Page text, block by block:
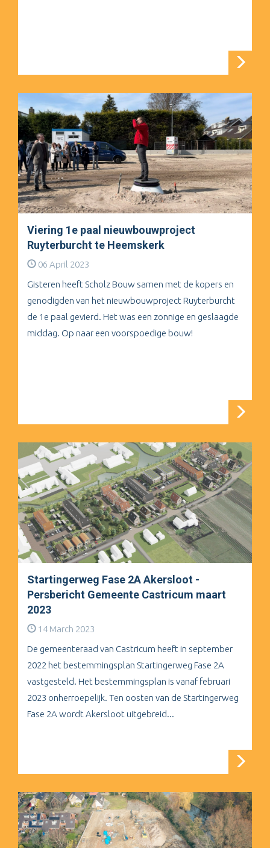
Viering 1e paal nieuwbouwproject
Ruyterburcht te Heemskerk
06 April 2023
Gisteren heeft Scholz Bouw samen met de kopers en
genodigden van het nieuwbouwproject Ruyterburcht
de 1e paal gevierd. Het was een zonnige en geslaagde
middag. Op naar een voorspoedige bouw!
Startingerweg Fase 2A Akersloot -
Persbericht Gemeente Castricum maart
2023
14 March 2023
De gemeenteraad van Castricum heeft in september
2022 het bestemmingsplan Startingerweg Fase 2A
vastgesteld. Het bestemmingsplan is vanaf februari
2023 onherroepelijk. Ten oosten van de Startingerweg
Fase 2A wordt Akersloot uitgebreid...